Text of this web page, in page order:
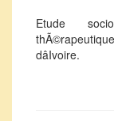
Etude
dâIvoire.